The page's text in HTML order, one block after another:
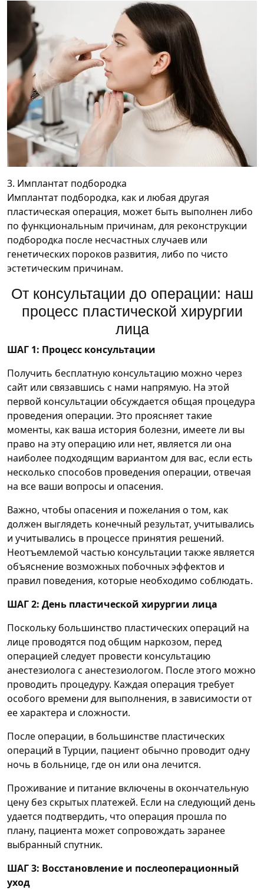
3. Имплантат подбородка
Имплантат подбородка, как и любая другая
пластическая операция, может быть выполнен либо
по функциональным причинам, для реконструкции
подбородка после несчастных случаев или
генетических пороков развития, либо по чисто
эстетическим причинам.
От консультации до операции: наш
процесс пластической хирургии
лица
ШАГ 1: Процесс консультации
Получить бесплатную консультацию можно через
сайт или связавшись с нами напрямую. На этой
первой консультации обсуждается общая процедура
проведения операции. Это проясняет такие
моменты, как ваша история болезни, имеете ли вы
право на эту операцию или нет, является ли она
наиболее подходящим вариантом для вас, если есть
несколько способов проведения операции, отвечая
на все ваши вопросы и опасения.
Важно, чтобы опасения и пожелания о том, как
должен выглядеть конечный результат, учитывались
и учитывались в процессе принятия решений.
Неотъемлемой частью консультации также является
объяснение возможных побочных эффектов и
правил поведения, которые необходимо соблюдать.
ШАГ 2: День пластической хирургии лица
Поскольку большинство пластических операций на
лице проводятся под общим наркозом, перед
операцией следует провести консультацию
анестезиолога с анестезиологом. После этого можно
проводить процедуру. Каждая операция требует
особого времени для выполнения, в зависимости от
ее характера и сложности.
После операции, в большинстве пластических
операций в Турции, пациент обычно проводит одну
ночь в больнице, где он или она лечится.
Проживание и питание включены в окончательную
цену без скрытых платежей. Если на следующий день
удается подтвердить, что операция прошла по
плану, пациента может сопровождать заранее
выбранный спутник.
ШАГ 3: Восстановление и послеоперационный
уход